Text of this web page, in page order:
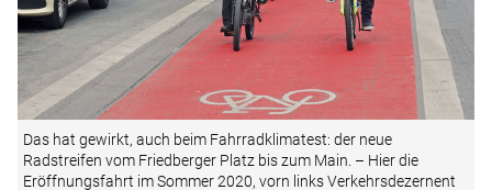
Das hat gewirkt, auch beim Fahrradklimatest: der neue
Radstreifen vom Friedberger Platz bis zum Main. – Hier die
Eröffnungsfahrt im Sommer 2020, vorn links Verkehrsdezernent